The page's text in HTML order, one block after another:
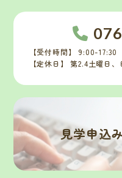
【受付時間】 9:00-17:30
【定休日】 第2.4土曜日
見学申込